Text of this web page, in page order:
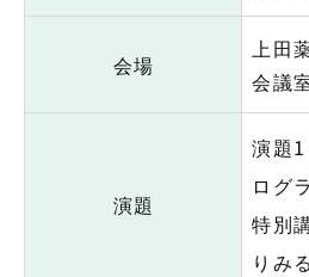
会場
上田
会議
演題
演題
ログ
特別
りみ